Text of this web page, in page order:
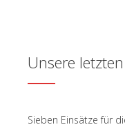
Unsere
Sieben Einsätze für